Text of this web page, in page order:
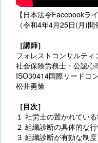
【日本法令Facebookラ
（令和4年4月25日(月)
［講師］
フォレストコンサルテ
社会保険労務士・公認心
ISO30414国際リードコ
松井勇策
［目次］
１ 社労士の置かれてい
２ 組織診断の具体的な
３ 組織診断が有効な制